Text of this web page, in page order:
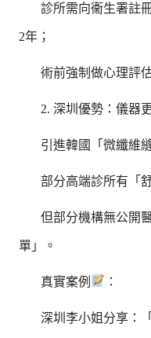
診所需向衞生署註
2年；
術前強制做心理評
2. 深圳優勢：儀器
引進韓國「微纖維
部分高端診所有「
但部分機構無公開
單」。
真實案例 ：
深圳李小姐分享：